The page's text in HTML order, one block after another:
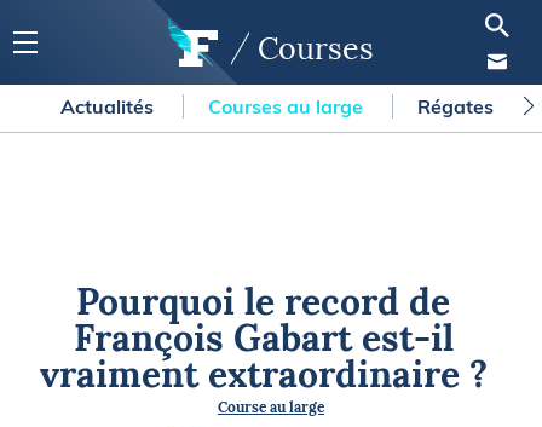
Courses
Actualités Courses au large Régates
Pourquoi le record de
François Gabart est-il
vraiment extraordinaire ?
Course au large